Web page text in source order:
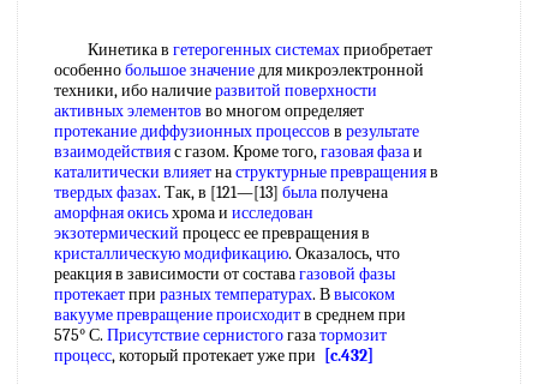
Кинетика в гетерогенных системахприобретает
особеннобольшое значениедля микроэлектронной
техники, ибо наличиеразвитой поверхности
активных элементов во многом определяет
протекание диффузионных процессов в результате
взаимодействияс газом. Кроме того,газовая фазаи
каталитически влияетнаструктурные превращенияв
твердых фазах. Так, в [121—[13] былаполучена
аморфная окисьхрома и исследован
экзотермический процесс ее превращения в
кристаллическую модификацию. Оказалось, что
реакция в зависимости от составагазовой фазы
протекаетпри разных температурах. Ввысоком
вакуумепревращение происходитв среднем при
575° С. Присутствие сернистогогазатормозит
процесс, который протекает уже при
[c.432]